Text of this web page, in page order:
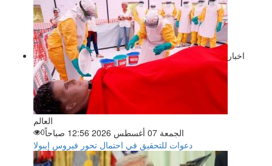
اخبار
العالم
الجمعة 07 أغسطس 2026 12:56 صباحاً
0
دعوات للتحقيق في احتمال تحور فيروس إيبولا